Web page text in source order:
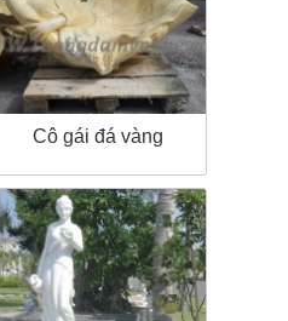
Cô gái đá vàng